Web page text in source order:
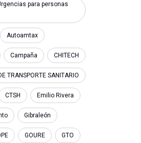
para personas
Autoamtax
Campaña CHITECH
TRANSPORTE SANITARIO
CTSH Emilio Rivera
Gibraleón
GOURE GTO